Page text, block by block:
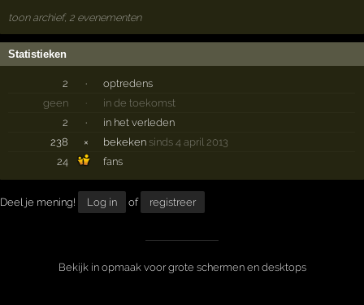
toon archief, 2 evenementen
Statistieken
2 ·
optredens
geen
·
in de toekomst
2
·
in het verleden
238
× bekeken sinds 4 april 2013
24
fans
Deel je mening! Log in of registreer
Bekijk in opmaak voor grote schermen en desktops